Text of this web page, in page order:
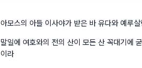
아모스의 아들 이사야가 받은 바 유다와 예루
말일에 여호와의 전의 산이 모든 산 꼭대기에
이라